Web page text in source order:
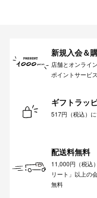
新規入会＆
店舗とオンライ
ポイントサービス
ギフトラッ
517円（税込）
配送料無料
11,000円（税込
リート」以上の
無料